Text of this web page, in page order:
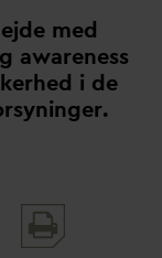
med
awareness
i de
and